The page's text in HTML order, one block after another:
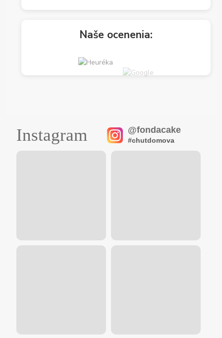
Naše ocenenia:
Instagram @fondacake
#chutdomova